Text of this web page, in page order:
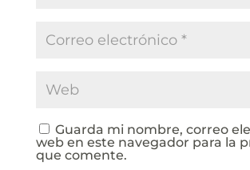
Guarda mi nombre, correo
web en este navegador para la
que comente.